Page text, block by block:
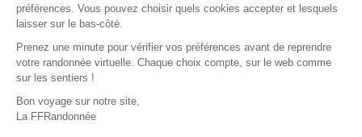
Politique de confidentialité
préférences. Vous pouvez choisir quels cookies accepter et lesquels
laisser sur le bas-côté.
Prenez une minute pour vérifier vos préférences avant de reprendre
votre randonnée virtuelle. Chaque choix compte, sur le web comme
sur les sentiers !
Bon voyage sur notre site,
La FFRandonnée